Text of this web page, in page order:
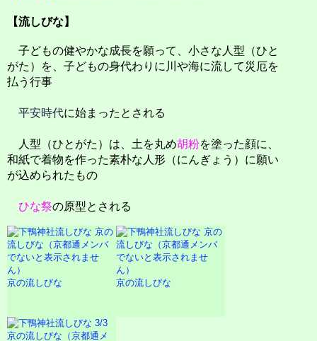
【流しびな】
子どもの健やかな成長を願って、小さな人型（ひと
がた）を、子どもの身代わりに川や海に流して災厄を
払う行事
平安時代に始まったとされる
人型（ひとがた）は、土を丸め胡粉を塗った顔に、
和紙で着物を作った素朴な人形（にんぎょう）に願い
が込められたもの
ひな祭の原型とされる
京の流しびな 京の流しびな